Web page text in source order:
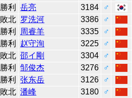
勝利 岳亮 3184
♂
敗北 罗洗河 3386
♂
勝利 周睿羊 3335
♂
勝利 赵守洵 3225
♂
敗北 邵イ剛 3304
♂
勝利 邹俊杰 3276
♂
勝利 张东岳 3126
♂
敗北 潘峰 3180
♂